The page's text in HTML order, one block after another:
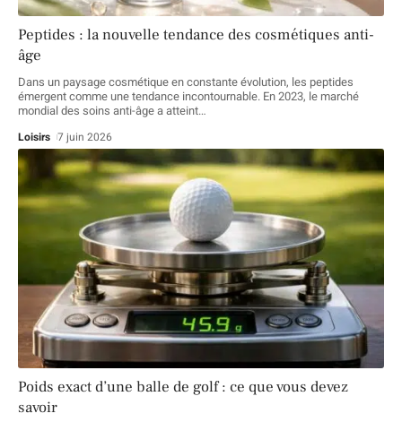
Peptides : la nouvelle tendance des cosmétiques anti-
âge
Dans un paysage cosmétique en constante évolution, les peptides
émergent comme une tendance incontournable. En 2023, le marché
mondial des soins anti-âge a atteint…
Loisirs 7 juin 2026
Poids exact d’une balle de golf : ce que vous devez
savoir